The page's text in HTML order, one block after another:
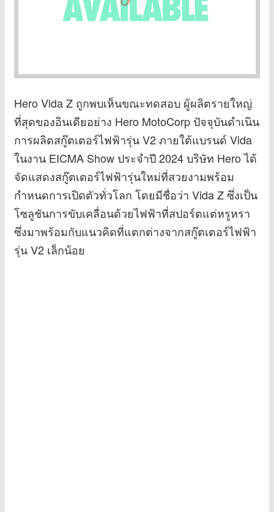
Hero Vida Z ถูกพบเห็นขณะทดสอบ ผู้ผลิตรายใหญ่
ที่สุดของอินเดียอย่าง Hero MotoCorp ปัจจุบันดำเนิน
การผลิตสกู๊ตเตอร์ไฟฟ้ารุ่น V2 ภายใต้แบรนด์ Vida
ในงาน EICMA Show ประจำปี 2024 บริษัท Hero ได้
จัดแสดงสกู๊ตเตอร์ไฟฟ้ารุ่นใหม่ที่สวยงามพร้อม
กำหนดการเปิดตัวทั่วโลก โดยมีชื่อว่า Vida Z ซึ่งเป็น
โซลูชันการขับเคลื่อนด้วยไฟฟ้าที่สปอร์ตแต่หรูหรา
ซึ่งมาพร้อมกับแนวคิดที่แตกต่างจากสกู๊ตเตอร์ไฟฟ้า
รุ่น V2 เล็กน้อย